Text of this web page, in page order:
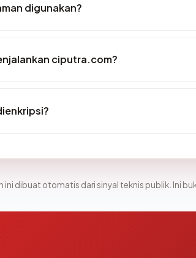
digunakan?
ciputra.com?
ini dibuat otomatis dari sinyal teknis publik. Ini